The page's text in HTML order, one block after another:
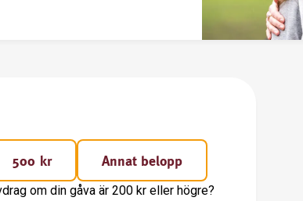
500 kr Annat belopp
om din gåva är 200 kr eller högre?